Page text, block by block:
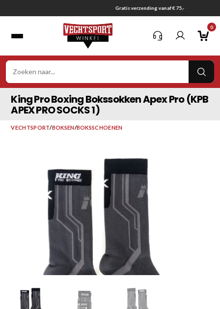
naar
Gratis verzending vanaf € 75,-
0
King Pro Boxing Bokssokken Apex Pro (KPB
APEX PRO SOCKS 1)
VECHTSPORT/BOKSEN/BOKSSCHOENEN